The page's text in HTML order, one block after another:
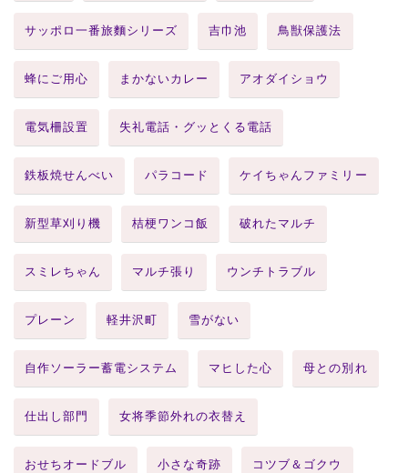
サッポロ一番旅麵シリーズ 吉巾池 鳥獣保護法
蜂にご用心 まかないカレー アオダイショウ
電気柵設置 失礼電話・グッとくる電話
鉄板焼せんべい パラコード ケイちゃんファミリー
新型草刈り機 桔梗ワンコ飯 破れたマルチ
スミレちゃん マルチ張り ウンチトラブル
プレーン 軽井沢町 雪がない
自作ソーラー蓄電システム マヒした心 母との別れ
仕出し部門 女将季節外れの衣替え
おせちオードブル 小さな奇跡 コツブ＆ゴクウ